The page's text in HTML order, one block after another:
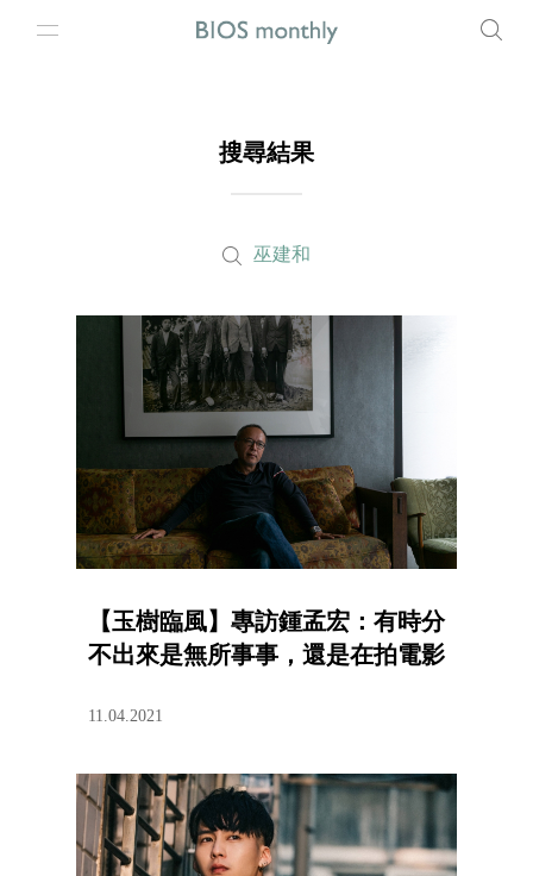
搜尋結果
巫建和
【玉樹臨風】專訪鍾孟宏：有時分
不出來是無所事事，還是在拍電影
11.04.2021